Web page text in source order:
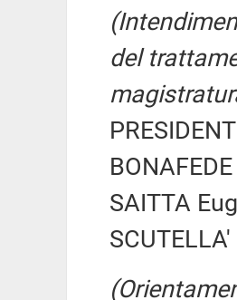
del
SAITTA